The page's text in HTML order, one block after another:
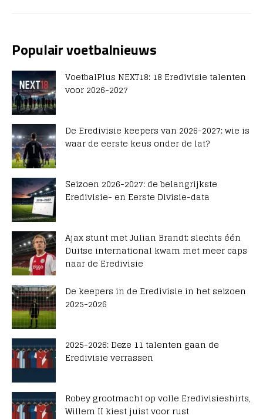
Populair voetbalnieuws
VoetbalPlus NEXT18: 18 Eredivisie talenten
voor 2026-2027
De Eredivisie keepers van 2026-2027: wie is
waar de eerste keus onder de lat?
Seizoen 2026-2027: de belangrijkste
Eredivisie- en Eerste Divisie-data
Ajax stunt met Julian Brandt: slechts één
Duitse international kwam met meer caps
naar de Eredivisie
De keepers in de Eredivisie in het seizoen
2025-2026
2025-2026: Deze 11 talenten gaan de
Eredivisie verrassen
Robey grootmacht op volle Eredivisieshirts,
Willem II kiest juist voor rust